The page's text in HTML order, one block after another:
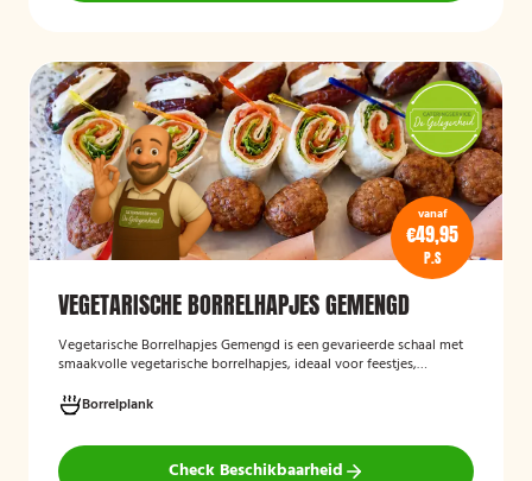
vanaf
€49,95
P.S
VEGETARISCHE BORRELHAPJES GEMENGD
Vegetarische Borrelhapjes Gemengd is een gevarieerde schaal met
smaakvolle vegetarische borrelhapjes, ideaal voor feestjes,
feestelijke mix van vegetarische lekkernijen die geschikt zijn voor
zowel vegetariërs als andere gasten.
Borrelplank
Check Beschikbaarheid